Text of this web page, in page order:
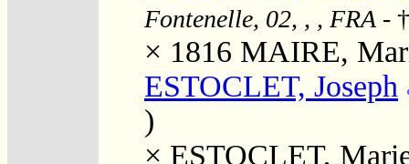
Fontenelle, 02, , , FRA -
× 1816 MAIRE,
ESTOCLET, Joseph
)
× ESTOCLET,